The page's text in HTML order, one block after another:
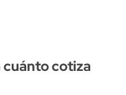
cuánto cotiza